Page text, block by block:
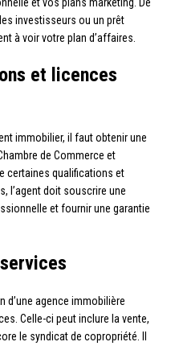
et vos plans marketing. De
investisseurs ou un prêt
à voir votre plan d’affaires.
et licences
immobilier, il faut obtenir une
de Commerce et
certaines qualifications et
l’agent doit souscrire une
et fournir une garantie
d’une agence immobilière
Celle-ci peut inclure la vente,
le syndicat de copropriété. Il